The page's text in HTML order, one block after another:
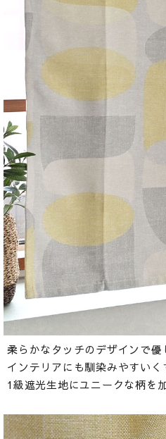
柔らかなタッチのデザインで優
インテリアにも馴染みやすいく
1級遮光生地にユニークな柄を